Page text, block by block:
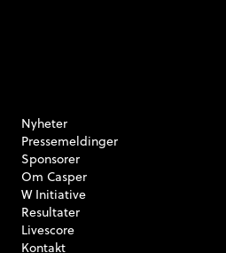
Nyheter
Pressemeldinger
Sponsorer
Om Casper
W Initiative
Resultater
Livescore
Kontakt